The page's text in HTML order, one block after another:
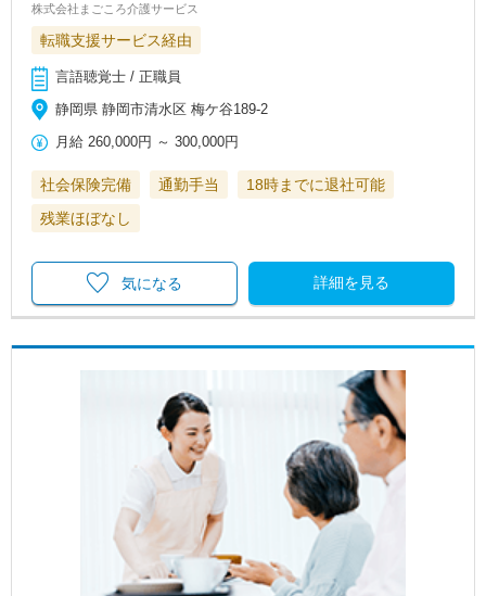
株式会社まごころ介護サービス
転職支援サービス経由
言語聴覚士 / 正職員
静岡県 静岡市清水区 梅ケ谷189-2
月給 260,000円 ～300,000円
社会保険完備 通勤手当
18時までに退社可能
残業ほぼなし
詳細を見る
気になる